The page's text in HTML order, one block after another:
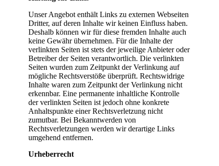
Unser Angebot enthält Links zu externen Webseiten
Dritter, auf deren Inhalte wir keinen Einfluss haben.
Deshalb können wir für diese fremden Inhalte auch
keine Gewähr übernehmen. Für die Inhalte der
verlinkten Seiten ist stets der jeweilige Anbieter oder
Betreiber der Seiten verantwortlich. Die verlinkten
Seiten wurden zum Zeitpunkt der Verlinkung auf
mögliche Rechtsverstöße überprüft. Rechtswidrige
Inhalte waren zum Zeitpunkt der Verlinkung nicht
erkennbar. Eine permanente inhaltliche Kontrolle
der verlinkten Seiten ist jedoch ohne konkrete
Anhaltspunkte einer Rechtsverletzung nicht
zumutbar. Bei Bekanntwerden von
Rechtsverletzungen werden wir derartige Links
umgehend entfernen.
Urheberrecht